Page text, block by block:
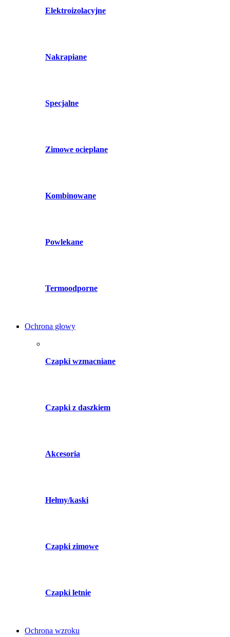
Elektroizolacyjne
Nakrapiane
Specjalne
Zimowe ocieplane
Kombinowane
Powlekane
Termoodporne
Ochrona głowy
Czapki wzmacniane
Czapki z daszkiem
Akcesoria
Hełmy/kaski
Czapki zimowe
Czapki letnie
Ochrona wzroku